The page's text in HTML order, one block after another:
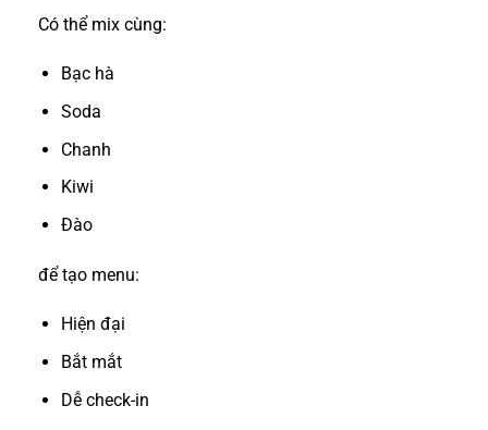
Có thể mix cùng:
Bạc hà
Soda
Chanh
Kiwi
Đào
để tạo menu:
Hiện đại
Bắt mắt
Dễ check-in